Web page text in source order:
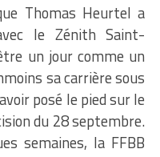
Thomas Heurtel a
le Zénith Saint-
un jour comme un
sa carrière sous
posé le pied sur le
du 28 septembre.
semaines, la FFBB